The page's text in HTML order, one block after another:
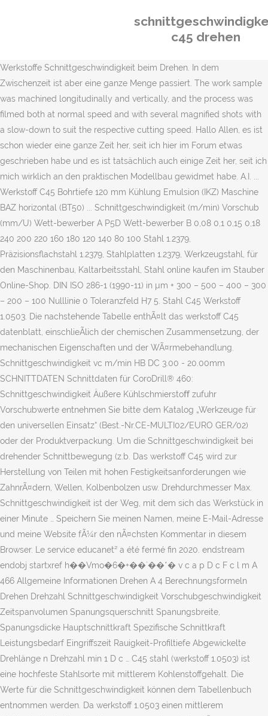
c45 drehen
Werkstoffe Schnittgeschwindigkeit beim Drehen. In dem
Zwischenzeit ist aber eine ganze Menge passiert. The work sample
was machined longitudinally and vertically, and the process was
filmed both at normal speed and with several magnified shots with
a slow-down to suit the respective cutting speed. Hallo Allen, es ist
schon wieder eine ganze Zeit her, seit ich hier im Forum etwas
geschrieben habe und es ist tatsächlich auch einige Zeit her, seit ich
mich wirklich an den praktischen Modellbau gewidmet habe. A.I. ...
Werkstoff C45 Bohrtiefe 120 mm Kühlung Emulsion (IKZ) Maschine
BAZ horizontal (BT50) ... Schnittgeschwindigkeit (m/min) Vorschub
(mm/U) Wett-bewerber A P5D Wett-bewerber B 0,08 0,1 0,15 0,18
240 200 220 160 180 120 140 80 100 Stahl 1.2379,
Präzisionsflachstahl 1.2379, Stahlplatten 1.2379, Werkzeugstahl, für
den Maschinenbau, Kaltarbeitsstahl, Stahl online kaufen im Stauber
Online-Shop. DIN ISO 286-1 (1990-11) in µm + 300 – 500 – 400 – 300
– 200 – 100 Nulllinie 0 Toleranzfeld H7 5. Stahl C45 Werkstoff
1.0503. Die nachstehende Tabelle enthÃ¤lt das werkstoff C45
datenblatt, einschlieÃlich der chemischen Zusammensetzung, der
mechanischen Eigenschaften und der WÃ¤rmebehandlung.
Schnittgeschwindigkeit vc m/min HB DC 3.00 - 20.00mm
SCHNITTDATEN Schnittdaten für CoroDrill® 460:
Schnittgeschwindigkeit Äußere Kühlschmierstoﬀ zufuhr
Vorschubwerte entnehmen Sie bitte dem Katalog „Werkzeuge für
den universellen Einsatz“ (Best.-Nr.CE-MULTI02/EURO GER/02)
oder der Produktverpackung. Um die Schnittgeschwindigkeit bei
drehender Schnittbewegung (z.b. Das werkstoff C45 wird zur
Herstellung von Teilen mit hohen Festigkeitsanforderungen wie
ZahnrÃ¤dern, Wellen, Kolbenbolzen usw. Drehdurchmesser Max.
Schnittgeschwindigkeit ist der Weg, mit dem sich das Werkstück in
einer Minute … Speichern Sie meinen Namen, meine E-Mail-Adresse
und meine Website fÃ¼r den nÃ¤chsten Kommentar in diesem
Browser. Le service educanet² a été fermé fin 2020. endstream
endobj startxref h��Vmo�6�+��`��*� v c a p D c F c l m A
466 Allgemeine Informationen Drehen A 4 Berechnungsformeln
Drehen Drehzahl Schnittgeschwindigkeit Vorschubgeschwindigkeit
Zeitspanvolumen Spanungsquerschnitt Spanungsbreite,
Spanungsdicke Hauptschnittkraft Spezifische Schnittkraft
Leistungsbedarf Eingriffszeit Rauigkeit-Profiltiefe Abgewickelte
Drehlänge n Drehzahl min 1 D c … C45 stahl (werkstoff 1.0503) ist
eine hochfeste Stahlsorte mit mittlerem Kohlenstoffgehalt. Die
Werte für die Schnittgeschwindigkeit können dem Tabellenbuch
entnommen werden. Da werkstoff 1.0503 einen mittlerem